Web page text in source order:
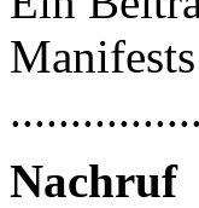
Nachruf